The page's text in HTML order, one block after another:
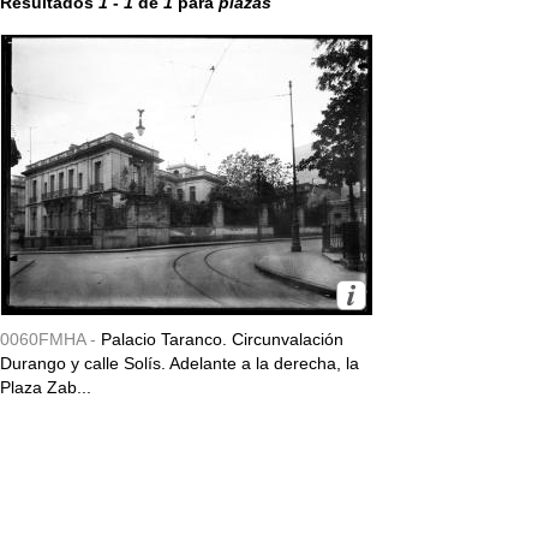
0060FMHA - Palacio Taranco. Circunvalación
Durango y calle Solís. Adelante a la derecha, la
Plaza Zab...